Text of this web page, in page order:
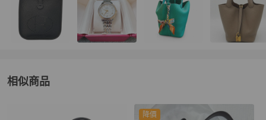
相似商品
降價